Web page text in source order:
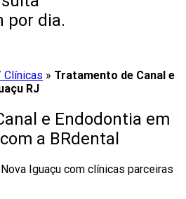
por dia.
Clínicas » Tratamento de Canal e
RJ
e Endodontia em
a BRdental
Iguaçu com clínicas parceiras